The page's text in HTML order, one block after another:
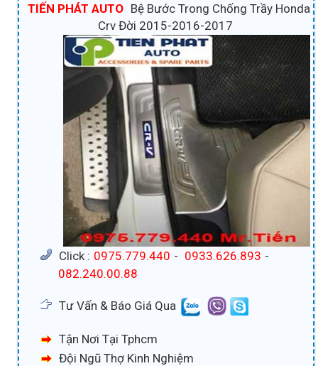
TIẾN PHÁT AUTO Bệ Bước Trong Chống Trầy Honda
Crv Đời 2015-2016-2017
Click : 0975.779.440 - 0933.626.893 -
082.240.00.88
Tư Vấn & Báo Giá Qua
Tận Nơi Tại Tphcm
Đội Ngũ Thợ Kinh Nghiệm